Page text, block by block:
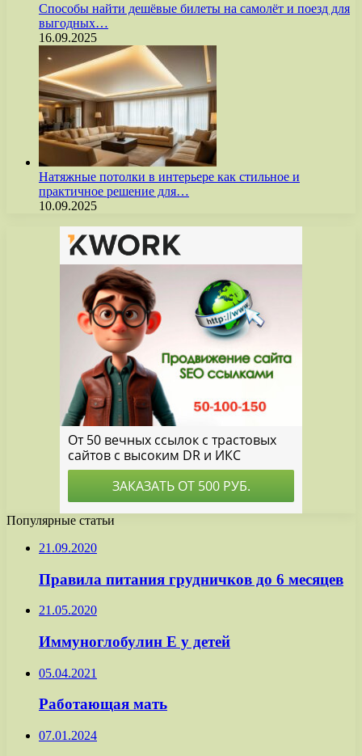
Способы найти дешёвые билеты на самолёт и поезд для
выгодных…
16.09.2025
Натяжные потолки в интерьере как стильное и
практичное решение для…
10.09.2025
Популярные статьи
21.09.2020
Правила питания грудничков до 6 месяцев
21.05.2020
Иммуноглобулин Е у детей
05.04.2021
Работающая мать
07.01.2024